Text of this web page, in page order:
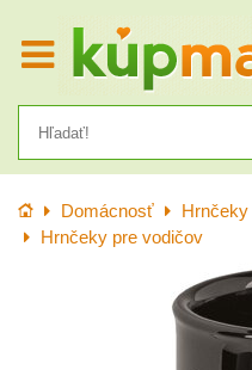
Úvod Domácnosť Hrnčeky
Hrnčeky pre vodičov